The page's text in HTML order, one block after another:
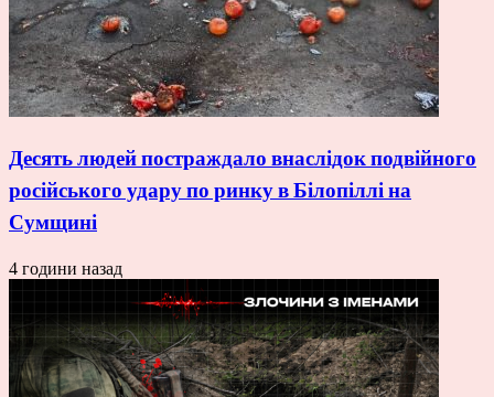
Десять людей постраждало внаслідок подвійного
російського удару по ринку в Білопіллі на
Сумщині
4 години назад